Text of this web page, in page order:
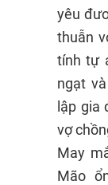
yêu
thuẫn
tính tự
ngạt
lập gia
vợ
May
Mão